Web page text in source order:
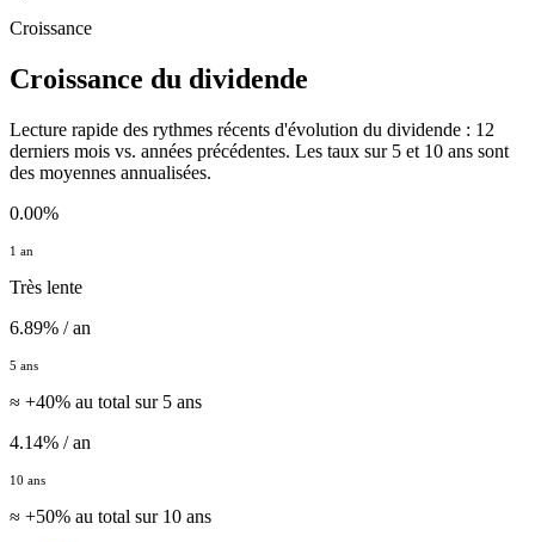
Croissance
Croissance du dividende
Lecture rapide des rythmes récents d'évolution du dividende : 12
derniers mois vs. années précédentes. Les taux sur 5 et 10 ans sont
des moyennes annualisées.
0.00%
1 an
Très lente
6.89% / an
5 ans
≈ +40% au total sur 5 ans
4.14% / an
10 ans
≈ +50% au total sur 10 ans